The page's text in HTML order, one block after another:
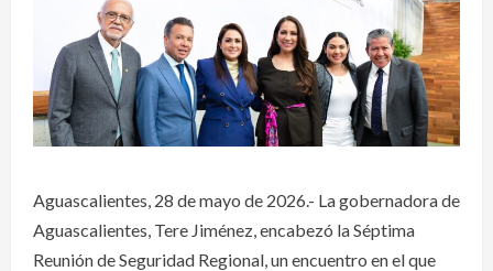
Aguascalientes, 28 de mayo de 2026.- La gobernadora de
Aguascalientes, Tere Jiménez, encabezó la Séptima
Reunión de Seguridad Regional, un encuentro en el que